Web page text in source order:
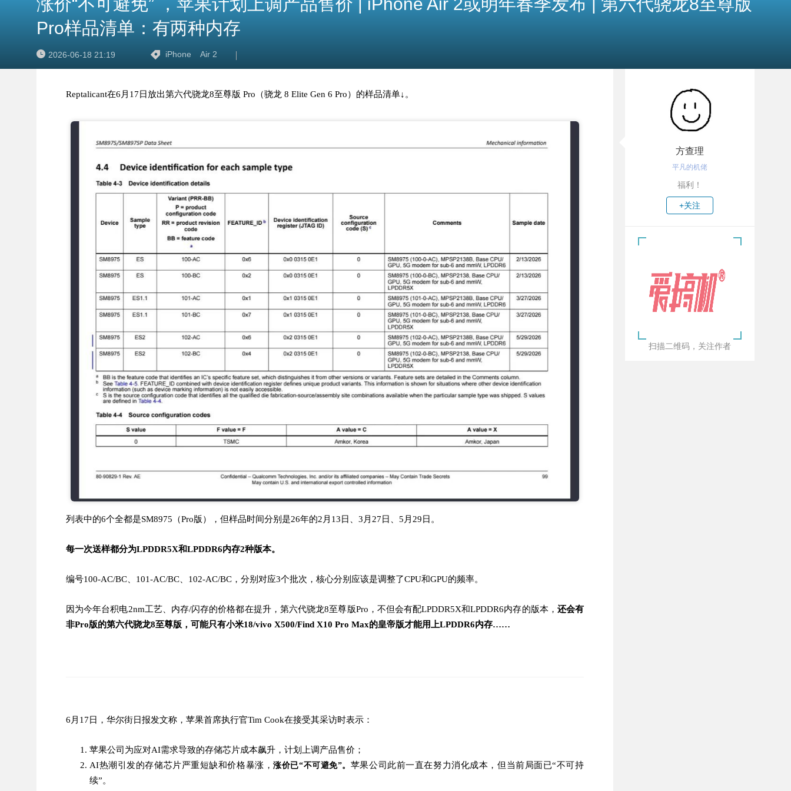
Pro样品清单：有两种内存
2026-06-18 21:19 iPhone Air 2
Reptalicant在6月17日放出第六代骁龙8至尊版 Pro（骁龙 8 Elite Gen 6 Pro）的样品清单↓。
列表中的6个全都是SM8975（Pro版），但样品时间分别是26年的2月13日、3月27日、5月29日。
每一次送样都分为LPDDR5X和LPDDR6内存2种版本。
编号100-AC/BC、101-AC/BC、102-AC/BC，分别对应3个批次，核心分别应该是调整了CPU和GPU的频率。
因为今年台积电2nm工艺、内存/闪存的价格都在提升，第六代骁龙8至尊版Pro， 不但会有配LPDDR5X和LPDDR6内存的版本， 还会有
非Pro版的第六代骁龙8至尊版，可能只有小米18/vivo X500/Find X10 Pro Max的皇帝版才能用上LPDDR6内存……
6月17日，华尔街日报发文称，苹果首席执行官Tim Cook在接受其采访时表示：
苹果公司为应对AI需求导致的存储芯片成本飙升，计划上调产品售价；
AI热潮引发的存储芯片严重短缺和价格暴涨，涨价已“不可避免”。 苹果公司此前一直在努力消化成本，但当前局面已“不可持
续”。
方查理
平凡的机佬
福利！
+关注
扫描二维码，关注作者